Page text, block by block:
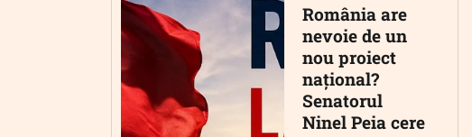
România are
nevoie de un
nou proiect
național?
Senatorul
Ninel Peia cere